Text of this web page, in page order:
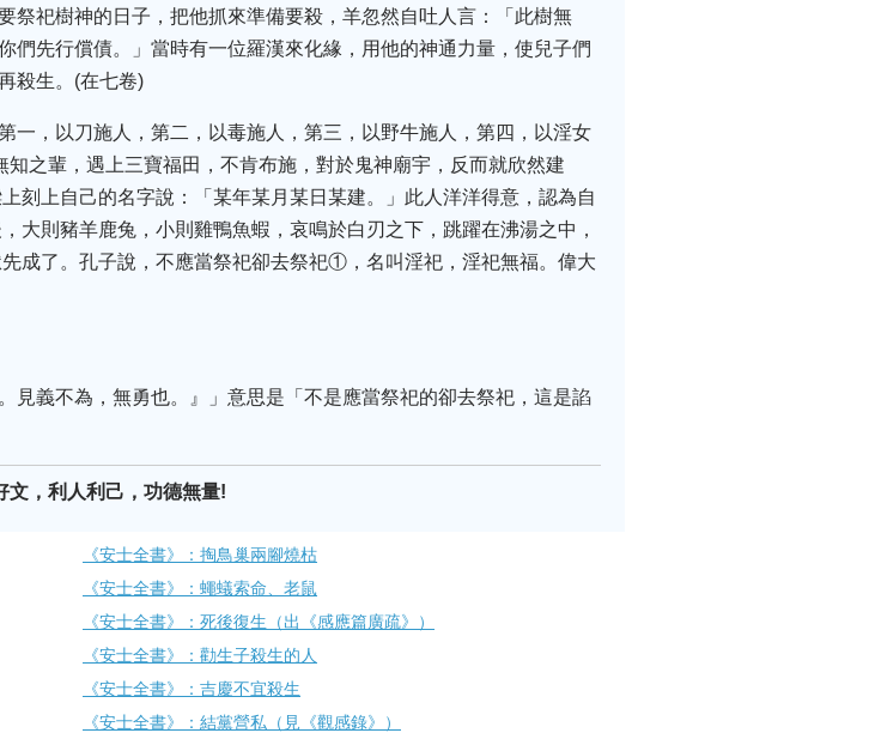
祭祀樹神的日子，把他抓來準備要殺，羊忽然自吐人言：「此樹無
們先行償債。」當時有一位羅漢來化緣，用他的神通力量，使兒子們
殺生。(在七卷)
一，以刀施人，第二，以毒施人，第三，以野牛施人，第四，以淫女
之輩，遇上三寶福田，不肯布施，對於鬼神廟宇，反而就欣然建
刻上自己的名字說：「某年某月某日某建。」此人洋洋得意，認為自
大則豬羊鹿兔，小則雞鴨魚蝦，哀鳴於白刃之下，跳躍在沸湯之中，
成了。孔子說，不應當祭祀卻去祭祀①，名叫淫祀，淫祀無福。偉大
義不為，無勇也。』」意思是「不是應當祭祀的卻去祭祀，這是諂
文，利人利己，功德無量!
《安士全書》：​​掏鳥巢兩腳燒枯
《安士全書》：蠅蟻索命​​、老鼠
《安士全書》：死後復生（出《感應篇廣疏》）
《安士全書》：勸生子殺生的人
《安士全書》：吉慶不宜殺生
《安士全書》：​結黨營私（見《觀感錄》）